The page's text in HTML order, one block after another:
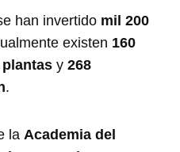
han invertido mil 200
existen 160
y268
.
la Academia del